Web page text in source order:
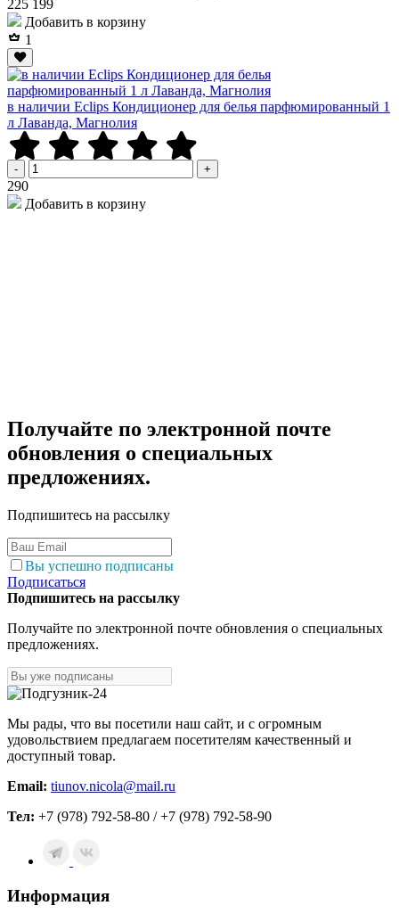
225 Р199Р
Добавить в корзину
1
в наличии Eclips Кондиционер для белья парфюмированный 1
л Лаванда, Магнолия
- +
290Р
Добавить в корзину
Получайте по электронной почте
обновления о специальных
предложениях.
Подпишитесь на рассылку
Вы успешно подписаны
Подписаться
Подпишитесь на рассылку
Получайте по электронной почте обновления о специальных
предложениях.
Мы рады, что вы посетили наш сайт, и с огромным
удовольствием предлагаем посетителям качественный и
доступный товар.
Email: tiunov.nicola@mail.ru
Тел: +7 (978) 792-58-80 / +7 (978) 792-58-90
Информация